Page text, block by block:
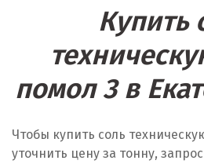
Купить
помол 3 в
Чтобы купить соль
уточнить цену за тонну,